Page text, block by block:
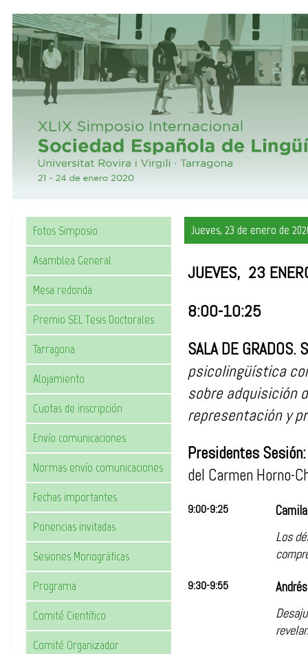
Fotos Simposio
Asamblea General
Mesa redonda
Premio SEL Tesis Doctorales
Tarragona
Alojamiento
Cuotas de inscripción
Envío comunicaciones
Normas envío comunicaciones
Fechas importantes
Ponencias invitadas
Sesiones Monográficas
Programa
Comité Científico
Comité Organizador
Jueves, 23 de enero de
JUEVES, 23
8:00-10:25
SALA DE GRADOS.
psicolingüística
sobre adquisición
representación y
Presidentes Sesión:
del Carmen Horno-
9:00-9:25
Los
9:30-9:55